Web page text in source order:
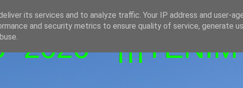
2026 -
its services and to analyze traffic. Your IP address and user-
and security metrics to ensure quality of service, generate